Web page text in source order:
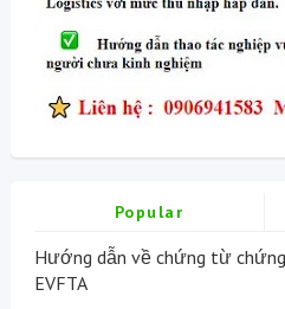
Popular
Hướng dẫn về chứng từ
EVFTA